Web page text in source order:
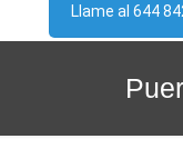
Llame al 644